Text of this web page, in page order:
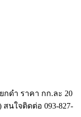
กดำ ราคา กก.ละ 20
นใจติดต่อ 093-827-